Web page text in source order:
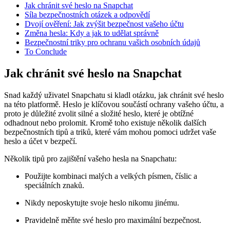
Jak chránit své heslo na Snapchat
Síla bezpečnostních otázek a odpovědí
Dvojí ověření: Jak zvýšit bezpečnost vašeho účtu
Změna hesla: Kdy a jak to udělat správně
Bezpečnostní triky pro ochranu vašich osobních údajů
To Conclude
Jak chránit své heslo na Snapchat
Snad každý uživatel Snapchatu si kladl otázku, jak chránit své heslo
na této platformě. Heslo je klíčovou součástí ochrany vašeho účtu, a
proto je důležité zvolit silné a složité heslo, které je obtížné
odhadnout nebo prolomit. Kromě toho existuje několik dalších
bezpečnostních tipů a triků, které vám mohou pomoci udržet vaše
heslo a účet v bezpečí.
Několik tipů pro zajištění vašeho hesla na Snapchatu:
Použijte kombinaci malých a velkých písmen, číslic a
speciálních znaků.
Nikdy neposkytujte svoje heslo nikomu jinému.
Pravidelně měňte své heslo pro maximální bezpečnost.